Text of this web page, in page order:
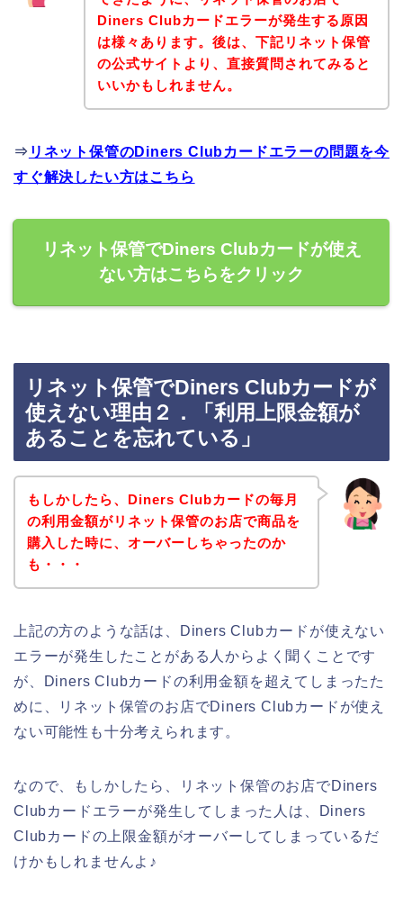
Diners Clubカードエラーが発生する原因
は様々あります。後は、下記リネット保管
の公式サイトより、直接質問されてみると
いいかもしれません。
⇒ リネット保管のDiners Clubカードエラーの問題を今
すぐ解決したい方はこちら
リネット保管でDiners Clubカードが使え
ない方はこちらをクリック
リネット保管でDiners Clubカードが
使えない理由２．「利用上限金額が
あることを忘れている」
もしかしたら、Diners Clubカードの毎月
の利用金額がリネット保管のお店で商品を
購入した時に、オーバーしちゃったのか
も・・・
上記の方のような話は、Diners Clubカードが使えない
エラーが発生したことがある人からよく聞くことです
が、Diners Clubカードの利用金額を超えてしまったた
めに、リネット保管のお店でDiners Clubカードが使え
ない可能性も十分考えられます。
なので、もしかしたら、リネット保管のお店でDiners
Clubカードエラーが発生してしまった人は、Diners
Clubカードの上限金額がオーバーしてしまっているだ
けかもしれませんよ♪